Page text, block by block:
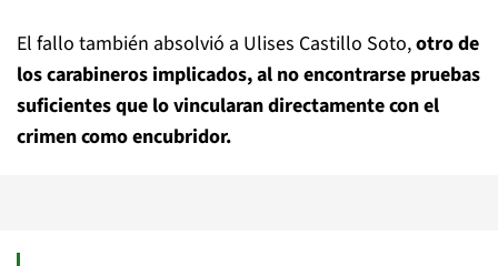
El fallo también absolvió a Ulises Castillo Soto,otro de
los carabineros implicados, al no encontrarse pruebas
suficientes que lo vincularan directamente con el
crimen como encubridor.